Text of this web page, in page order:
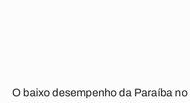
O baixo desempenho da Paraíba no